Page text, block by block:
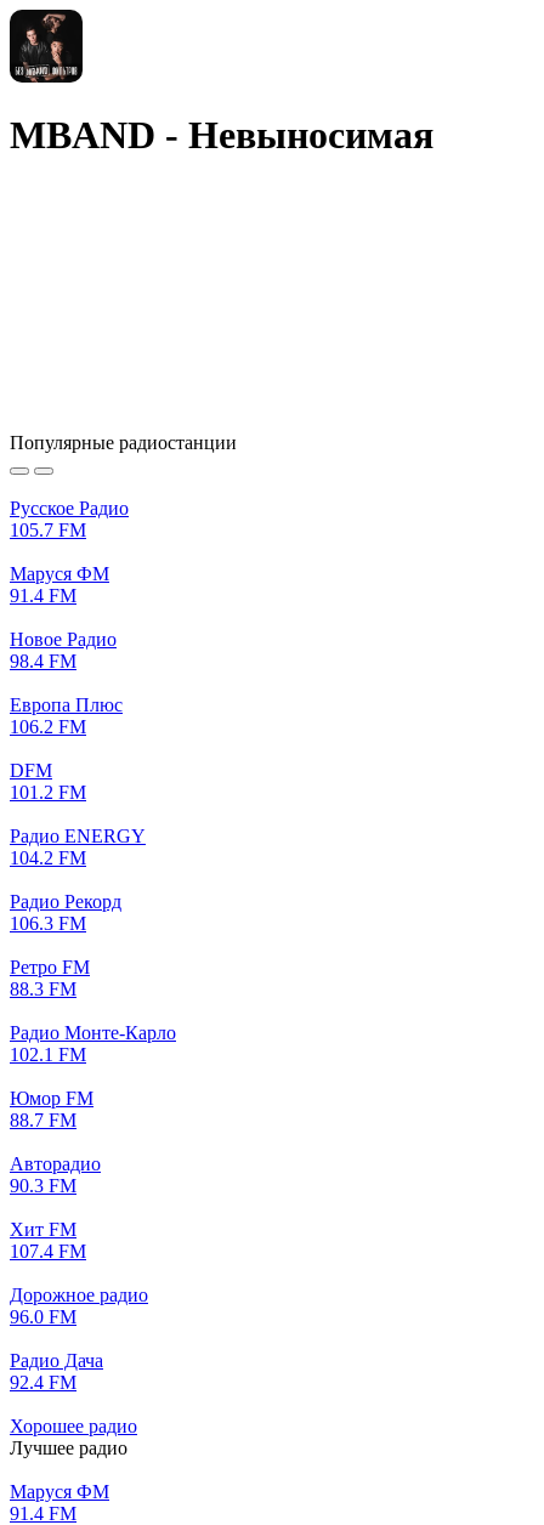
MBAND - Невыносимая
Популярные радиостанции
Русское Радио
105.7 FM
Маруся ФМ
91.4 FM
Новое Радио
98.4 FM
Европа Плюс
106.2 FM
DFM
101.2 FM
Радио ENERGY
104.2 FM
Радио Рекорд
106.3 FM
Ретро FM
88.3 FM
Радио Монте-Карло
102.1 FM
Юмор FM
88.7 FM
Авторадио
90.3 FM
Хит FM
107.4 FM
Дорожное радио
96.0 FM
Радио Дача
92.4 FM
Хорошее радио
Лучшее радио
Маруся ФМ
91.4 FM